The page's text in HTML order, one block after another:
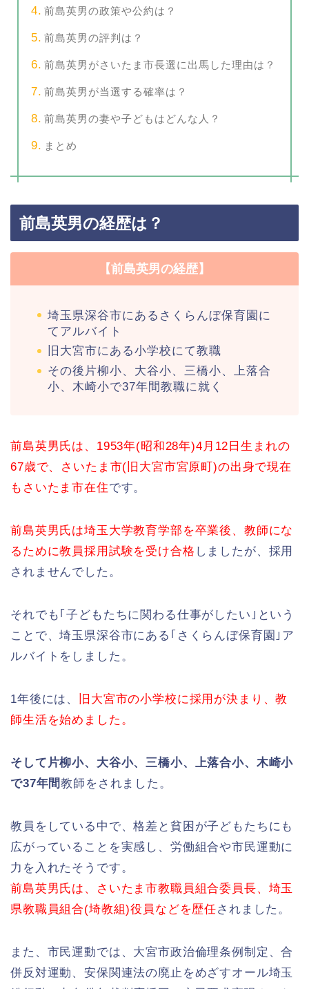
前島英男の政策や公約は？
前島英男の評判は？
前島英男がさいたま市長選に出馬した理由は？
前島英男が当選する確率は？
前島英男の妻や子どもはどんな人？
まとめ
前島英男の経歴は？
【前島英男の経歴】
埼玉県深谷市にあるさくらんぼ保育園に
てアルバイト
旧大宮市にある小学校にて教職
その後片柳小、大谷小、三橋小、上落合
小、木崎小で37年間教職に就く
前島英男氏は、1953年(昭和28年)4月12日生まれの
67歳で、さいたま市(旧大宮市宮原町)の出身で現在
もさいたま市在住です。
前島英男氏は埼玉大学教育学部を卒業後、教師にな
るために教員採用試験を受け合格 しましたが、採用
されませんでした。
それでも｢子どもたちに関わる仕事がしたい｣という
ことで、埼玉県深谷市にある｢さくらんぼ保育園｣ア
ルバイトをしました。
1年後には、
旧大宮市の小学校に採用が決まり、教
師生活を始めました。
そして片柳小、大谷小、三橋小、上落合小、木崎小
で37年間教師をされました。
教員をしている中で、格差と貧困が子どもたちにも
広がっていることを実感し、労働組合や市民運動に
力を入れたそうです。
前島英男氏は、さいたま市教職員組合委員長、埼玉
県教職員組合(埼教組)役員などを歴任されました。
また、市民運動では、大宮市政治倫理条例制定、合
併反対運動、安保関連法の廃止をめざすオール埼玉